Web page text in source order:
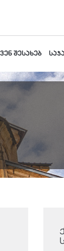
შესახებ